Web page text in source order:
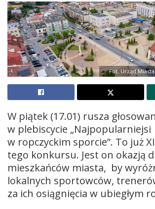
Fot. Urząd
W piątek (17.01) rusza
w plebiscycie „Najpopularniejsi
w ropczyckim sporcie”. To już
tego konkursu. Jest on okazją
mieszkańców miasta, by
lokalnych sportowców,
za ich osiągnięcia w ubiegłym